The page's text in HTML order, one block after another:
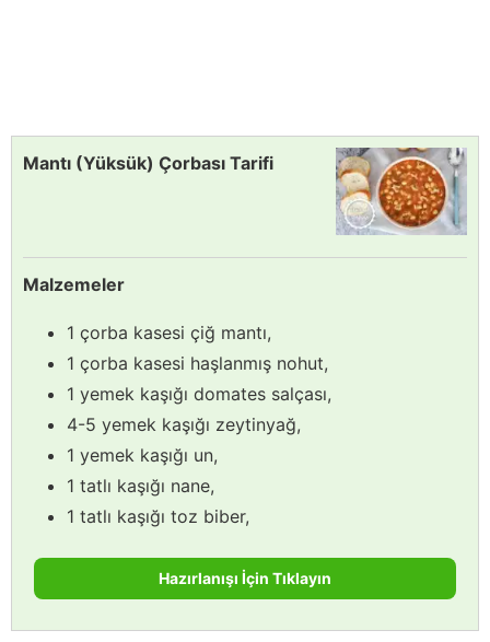
Mantı (Yüksük) Çorbası Tarifi
Malzemeler
1 çorba kasesi çiğ mantı,
1 çorba kasesi haşlanmış nohut,
1 yemek kaşığı domates salçası,
4-5 yemek kaşığı zeytinyağ,
1 yemek kaşığı un,
1 tatlı kaşığı nane,
1 tatlı kaşığı toz biber,
Hazırlanışı İçin Tıklayın